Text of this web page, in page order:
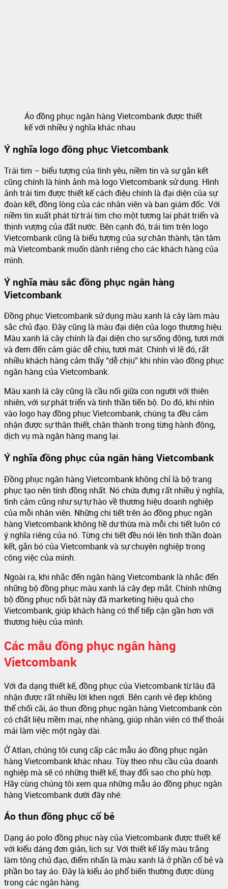
Áo đồng phục ngân hàng Vietcombank được thiết
kế với nhiều ý nghĩa khác nhau
Ý nghĩa logo đồng phục Vietcombank
Trái tim – biểu tượng của tình yêu, niềm tin và sự gắn kết
cũng chính là hình ảnh mà logo Vietcombank sử dụng. Hình
ảnh trái tim được thiết kế cách điệu chính là đại diện của sự
đoàn kết, đồng lòng của các nhân viên và ban giám đốc. Với
niềm tin xuất phát từ trái tim cho một tương lai phát triển và
thịnh vượng của đất nước. Bên cạnh đó, trái tim trên logo
Vietcombank cũng là biểu tượng của sự chân thành, tận tâm
mà Vietcombank muốn dành riêng cho các khách hàng của
mình.
Ý nghĩa màu sắc đồng phục ngân hàng
Vietcombank
Đồng phục Vietcombank sử dụng màu xanh lá cây làm màu
sắc chủ đạo. Đây cũng là màu đại diện của logo thương hiệu.
Màu xanh lá cây chính là đại diện cho sự sống động, tươi mới
và đem đến cảm giác dễ chịu, tươi mát. Chính vì lẽ đó, rất
nhiều khách hàng cảm thấy “dễ chịu” khi nhìn vào đồng phục
ngân hàng của Vietcombank.
Màu xanh lá cây cũng là cầu nối giữa con người với thiên
nhiên, với sự phát triển và tinh thần tiến bộ. Do đó, khi nhìn
vào logo hay đồng phục Vietcombank, chúng ta đều cảm
nhận được sự thân thiết, chân thành trong từng hành động,
dịch vụ mà ngân hàng mang lại.
Ý nghĩa đồng phục của ngân hàng Vietcombank
Đồng phục ngân hàng Vietcombank không chỉ là bộ trang
phục tạo nên tính đồng nhất. Nó chứa đựng rất nhiều ý nghĩa,
tình cảm cũng như sự tự hào về thương hiệu doanh nghiệp
của mỗi nhân viên. Những chi tiết trên áo đồng phục ngân
hàng Vietcombank không hề dư thừa mà mỗi chi tiết luôn có
ý nghĩa riêng của nó. Từng chi tiết đều nói lên tinh thần đoàn
kết, gắn bó của Vietcombank và sự chuyên nghiệp trong
công việc của mình.
Ngoài ra, khi nhắc đến ngân hàng Vietcombank là nhắc đến
những bộ đồng phục màu xanh lá cây đẹp mắt. Chính những
bộ đồng phục nổi bật này đã marketing hiệu quả cho
Vietcombank, giúp khách hàng có thể tiếp cận gần hơn với
thương hiệu của mình.
Các mẫu đồng phục ngân hàng
Vietcombank
Với đa dạng thiết kế, đồng phục của Vietcombank từ lâu đã
nhận được rất nhiều lời khen ngợi. Bên cạnh vẻ đẹp không
thể chối cãi, áo thun đồng phục ngân hàng Vietcombank còn
có chất liệu mềm mại, nhẹ nhàng, giúp nhân viên có thể thoải
mái làm việc một ngày dài.
Ở Atlan, chúng tôi cung cấp các mẫu áo đồng phục ngân
hàng Vietcombank khác nhau. Tùy theo nhu cầu của doanh
nghiệp mà sẽ có những thiết kế, thay đổi sao cho phù hợp.
Hãy cùng chúng tôi xem qua những mẫu áo đồng phục ngân
hàng Vietcombank dưới đây nhé:
Áo thun đồng phục cổ bẻ
Dạng áo polo đồng phục này của Vietcombank được thiết kế
với kiểu dáng đơn giản, lịch sự. Với thiết kế lấy màu trắng
làm tông chủ đạo, điểm nhấn là màu xanh lá ở phần cổ bẻ và
phần bo tay áo. Đây là kiểu áo phổ biến thường được dùng
trong các ngân hàng.